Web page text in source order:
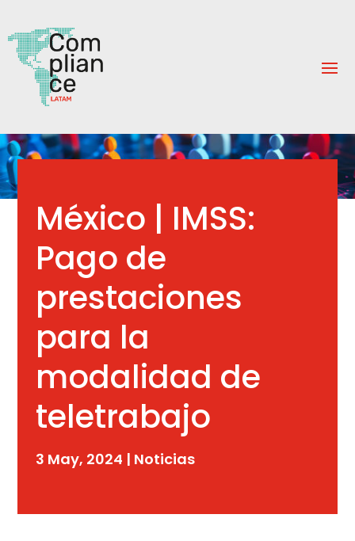
México | IMSS:
Pago de
prestaciones
para la
modalidad de
teletrabajo
3 May, 2024 | Noticias